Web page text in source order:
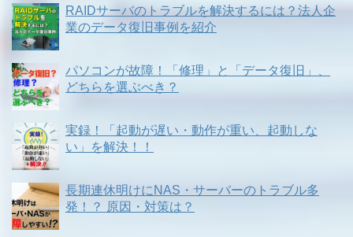
RAIDサーバのトラブルを解決するには？法人企
業のデータ復旧事例を紹介
パソコンが故障！「修理」と「データ復旧」、
どちらを選ぶべき？
実録！「起動が遅い・動作が重い、起動しな
い」を解決！！
長期連休明けにNAS・サーバーのトラブル多
発！？ 原因・対策は？